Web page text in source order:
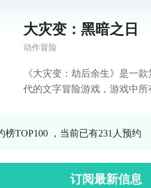
大灾变：黑暗之日
动作冒险
《大灾变：劫后余生》是一
代的文字冒险游戏，游戏中
有极高的自由度，以及同样复
曾经的DOS界面，游戏正是
游戏，跟目前比较流行的沙
榜TOP100 ，当前已有231人预约
订阅最新信息